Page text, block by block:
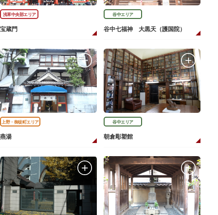
浅草中央部エリア
宝蔵門
谷中エリア
谷中七福神 大黒天（護国院）
上野・御徒町エリア
燕湯
谷中エリア
朝倉彫塑館